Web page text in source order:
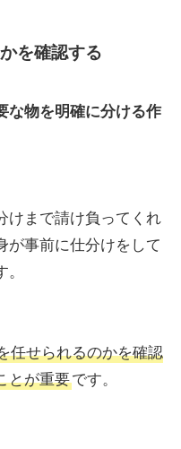
を確認する
な物を明確に分ける作
けまで請け負ってくれ
が事前に仕分けをして
任せられるのかを確認
とが重要です。